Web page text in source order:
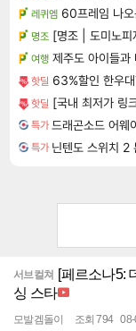
레퀴엠 60프레임 나
명조 [명조 | 도미노
여행 제주도 아이들과
핫딜 63%할인 한우
핫딜 [국내 최저가 링
특가
특가
서브컬쳐 [페르소나5:
싱 스타
모발겜돌이 조회 794